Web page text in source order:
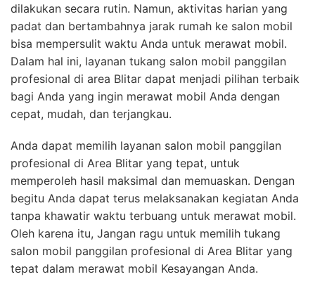
dilakukan secara rutin. Namun, aktivitas harian yang
padat dan bertambahnya jarak rumah ke salon mobil
bisa mempersulit waktu Anda untuk merawat mobil.
Dalam hal ini, layanan tukang salon mobil panggilan
profesional di area Blitar dapat menjadi pilihan terbaik
bagi Anda yang ingin merawat mobil Anda dengan
cepat, mudah, dan terjangkau.
Anda dapat memilih layanan salon mobil panggilan
profesional di Area Blitar yang tepat, untuk
memperoleh hasil maksimal dan memuaskan. Dengan
begitu Anda dapat terus melaksanakan kegiatan Anda
tanpa khawatir waktu terbuang untuk merawat mobil.
Oleh karena itu, Jangan ragu untuk memilih tukang
salon mobil panggilan profesional di Area Blitar yang
tepat dalam merawat mobil Kesayangan Anda.